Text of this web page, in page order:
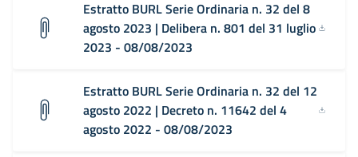
Estratto BURL Serie Ordinaria n. 32 del 8
agosto 2023 | Delibera n. 801 del 31 luglio
2023 - 08/08/2023
Estratto BURL Serie Ordinaria n. 32 del 12
agosto 2022 | Decreto n. 11642 del 4
agosto 2022 - 08/08/2023